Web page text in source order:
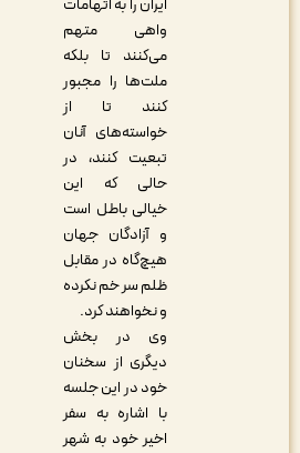
واهی متهم
می‌کنند تا بلکه
ملت‌ها را مجبور
کنند تا از
خواسته‌های آنان
تبعیت کنند، در
حالی که این
خیالی باطل است
و آزادگان جهان
هیچ‌گاه در مقابل
ظلم سر خم نکرده
و نخواهند کرد.
وی در بخش
دیگری از سخنان
خود در این جلسه
با اشاره به سفر
اخیر خود به شهر